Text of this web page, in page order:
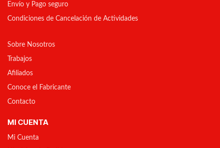
Envío y Pago seguro
Condiciones de Cancelación de Actividades
Sobre Nosotros
Trabajos
Afiliados
Conoce el Fabricante
Contacto
MI CUENTA
Mi Cuenta